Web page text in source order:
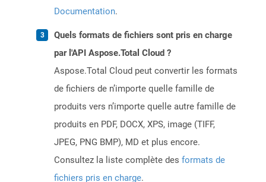
Documentation.
Quels formats de fichiers sont pris en charge
par l'API Aspose.Total Cloud ?
Aspose.Total Cloud peut convertir les formats
de fichiers de n’importe quelle famille de
produits vers n’importe quelle autre famille de
produits en PDF, DOCX, XPS, image (TIFF,
JPEG, PNG BMP), MD et plus encore.
Consultez la liste complète des formats de
fichiers pris en charge.